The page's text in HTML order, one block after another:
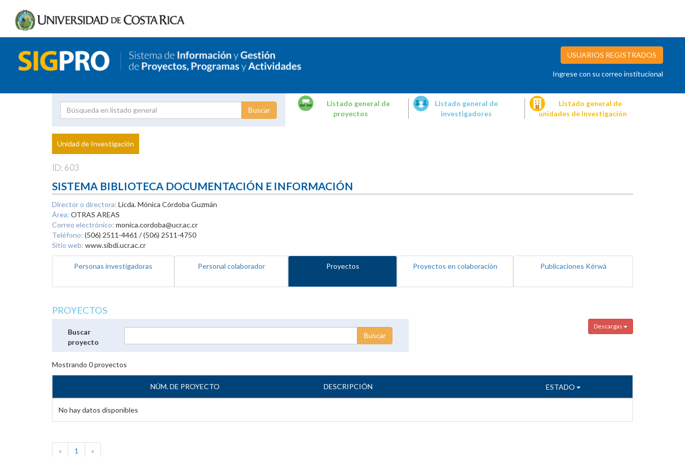
USUARIOS REGISTRADOS
Ingrese con su correo institucional
Proyecto
Investigador
Listado general de
proyectos
Listado general de
investigadores
Listado general de
unidades de investigación
Unidad de Investigación
ID: 603
SISTEMA BIBLIOTECA DOCUMENTACIÓN E INFORMACIÓN
Director o directora: Licda. Mónica Córdoba Guzmán
Área: OTRAS AREAS
Correo electrónico: monica.cordoba@ucr.ac.cr
Teléfono: (506) 2511-4461 / (506) 2511-4750
Sitio web: www.sibdi.ucr.ac.cr
Personas investigadoras Personal colaborador Proyectos Proyectos en colaboración Publicaciones Kérwá
PROYECTOS
Descargas
Buscar
proyecto
Mostrando 0proyectos
NÚM. DE PROYECTO DESCRIPCIÓN ESTADO
No hay datos disponibles
« 1 »